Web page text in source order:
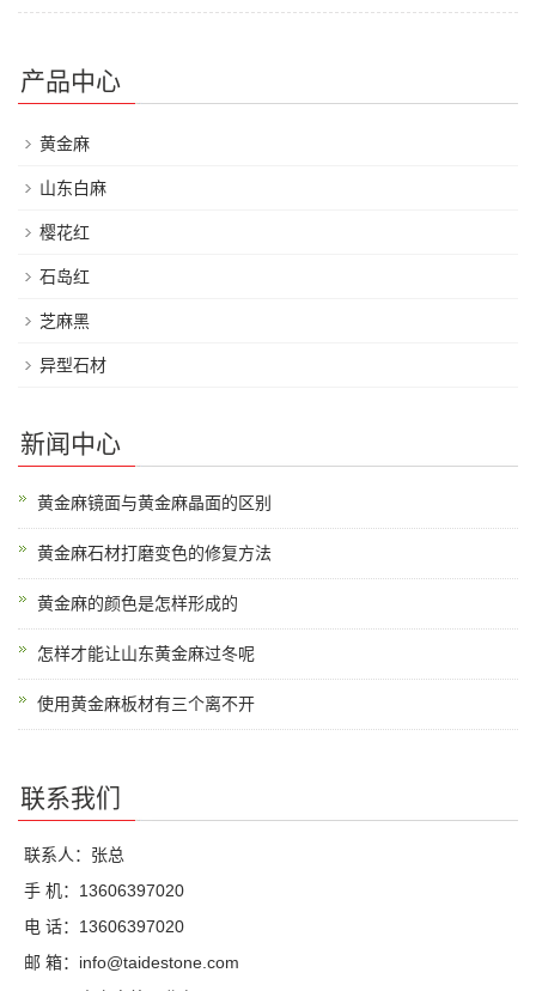
产品中心
黄金麻
山东白麻
樱花红
石岛红
芝麻黑
异型石材
新闻中心
黄金麻镜面与黄金麻晶面的区别
黄金麻石材打磨变色的修复方法
黄金麻的颜色是怎样形成的
怎样才能让山东黄金麻过冬呢
使用黄金麻板材有三个离不开
联系我们
联系人：张总
手 机：13606397020
电 话：13606397020
邮 箱：info@taidestone.com